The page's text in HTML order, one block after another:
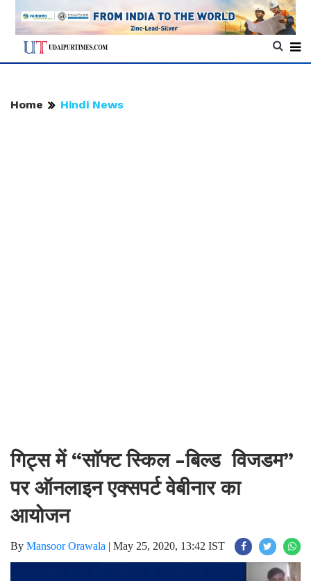
Home Hindi News
गिट्स में “सॉफ्ट स्किल -बिल्ड विजडम”
पर ऑनलाइन एक्सपर्ट वेबीनार का
आयोजन
By Mansoor Orawala | May 25, 2020, 13:42 IST